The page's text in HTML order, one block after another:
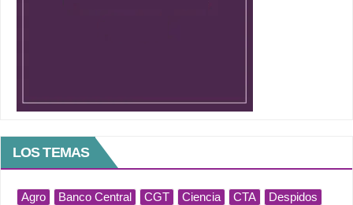
LOS TEMAS
Agro Banco Central CGT Ciencia CTA
Despidos